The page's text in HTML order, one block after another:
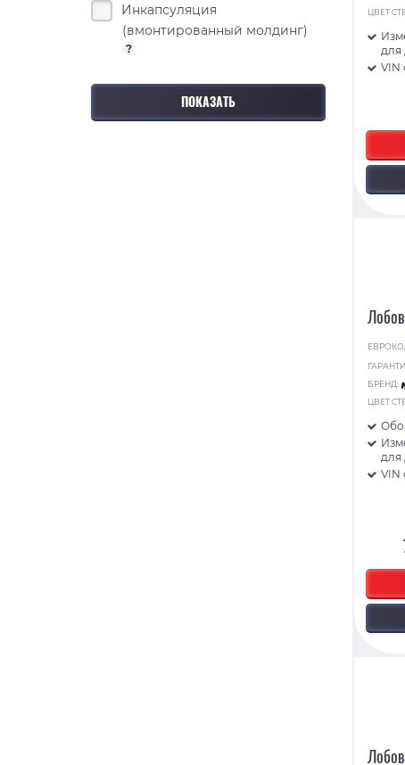
Инкапсуляция
(вмонтированный молдинг)
?
ЦВЕТ
для
VIN
БРЕНД:
ЦВЕТ
для
VIN